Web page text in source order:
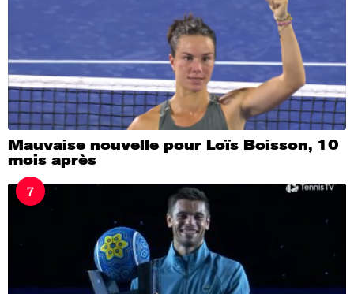
Mauvaise nouvelle pour Loïs Boisson, 10
mois après
7